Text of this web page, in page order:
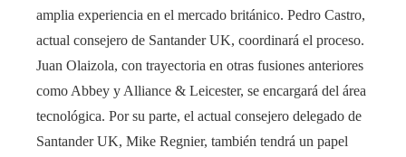
amplia experiencia en el mercado británico. Pedro Castro,
actual consejero de Santander UK, coordinará el proceso.
Juan Olaizola, con trayectoria en otras fusiones anteriores
como Abbey y Alliance & Leicester, se encargará del área
tecnológica. Por su parte, el actual consejero delegado de
Santander UK, Mike Regnier, también tendrá un papel